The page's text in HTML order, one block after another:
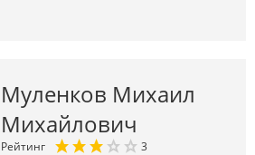
Муленков Михаил
Михайлович
Рейтинг
3